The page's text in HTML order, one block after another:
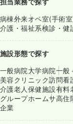
担当業務で探す
病棟外来オペ室(手術
介護・福祉系検診・健
施設形態で探す
一般病院大学病院一般
美容クリニック訪問看
介護老人保健施設有料
グループホームサ高住
企業